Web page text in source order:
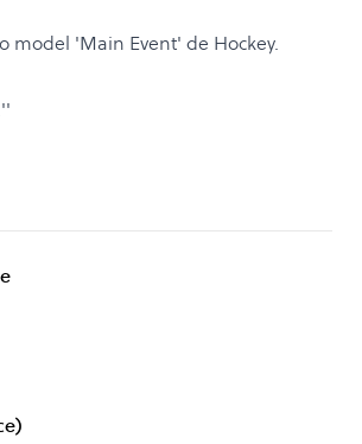
model 'Main Event' de Hockey.